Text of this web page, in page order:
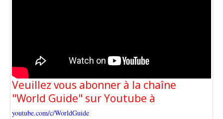
Veuillez vous abonner à la chaîne
"World Guide" sur Youtube à
youtube.com/c/WorldGuide